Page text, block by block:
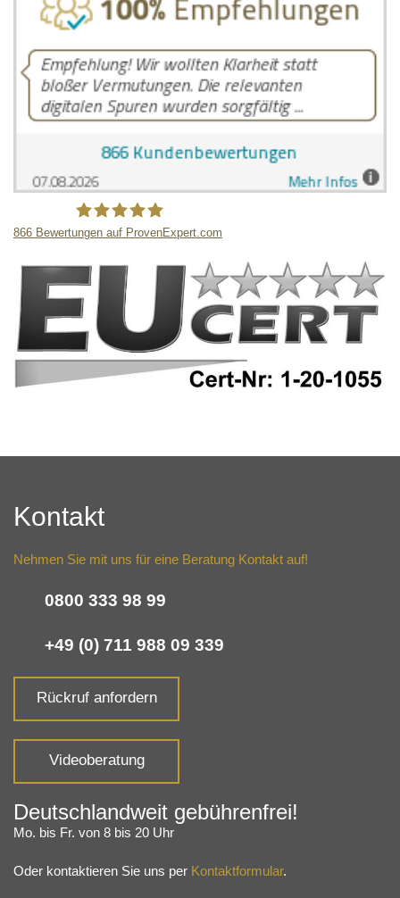
LB Detektive GmbH
866 Bewertungen auf ProvenExpert.com
Kontakt
Nehmen Sie mit uns für eine Beratung Kontakt auf!
0800 333 98 99
+49 (0) 711 988 09 339
Rückruf anfordern
Videoberatung
Deutschlandweit gebührenfrei!
Mo. bis Fr. von 8 bis 20 Uhr
Oder kontaktieren Sie uns per Kontaktformular.